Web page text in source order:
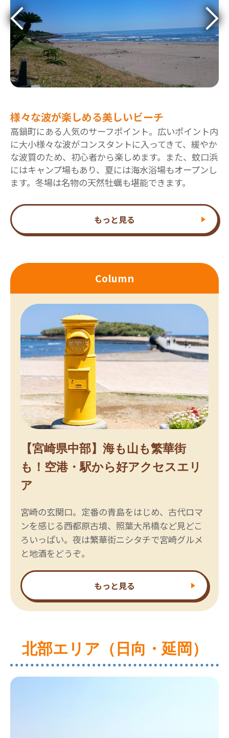
様々な波が楽しめる美しいビーチ
高鍋町にある人気のサーフポイント。広いポイント内
に大小様々な波がコンスタントに入ってきて、緩やか
な波質のため、初心者から楽しめます。また、蚊口浜
にはキャンプ場もあり、夏には海水浴場もオープンし
ます。冬場は名物の天然牡蠣も堪能できます。
もっと見る
Column
【宮崎県中部】海も山も繁華街
も！空港・駅から好アクセスエリ
ア
宮崎の玄関口。定番の青島をはじめ、古代ロマ
ンを感じる西都原古墳、照葉大吊橋など見どこ
ろいっぱい。夜は繁華街ニシタチで宮崎グルメ
と地酒をどうぞ。
もっと見る
北部エリア（日向・延岡）